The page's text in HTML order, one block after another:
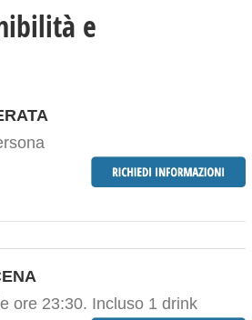
e
ore 23:30. Incluso 1 drink